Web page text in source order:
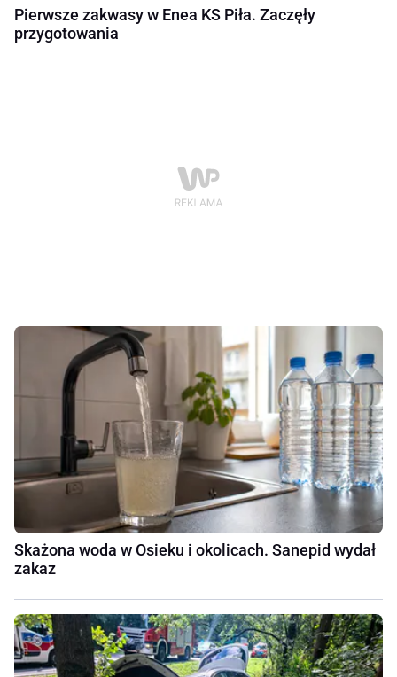
Pierwsze zakwasy w Enea KS Piła. Zaczęły
przygotowania
Skażona woda w Osieku i okolicach. Sanepid wydał
zakaz